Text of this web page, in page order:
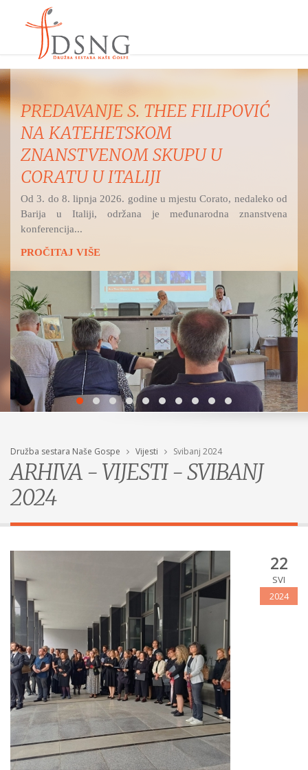
PREDAVANJE S. THEE FILIPOVIĆ
NA KATEHETSKOM
ZNANSTVENOM SKUPU U
CORATU U ITALIJI
Od 3. do 8. lipnja 2026. godine u mjestu Corato, nedaleko od
Barija u Italiji, održana je međunarodna znanstvena
konferencija...
PROČITAJ VIŠE
Družba sestara Naše Gospe Vijesti Svibanj 2024
ARHIVA - VIJESTI - SVIBANJ
2024
22
SVI
2024